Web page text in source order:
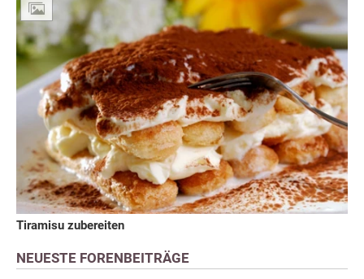
Tiramisu zubereiten
NEUESTE FORENBEITRÄGE